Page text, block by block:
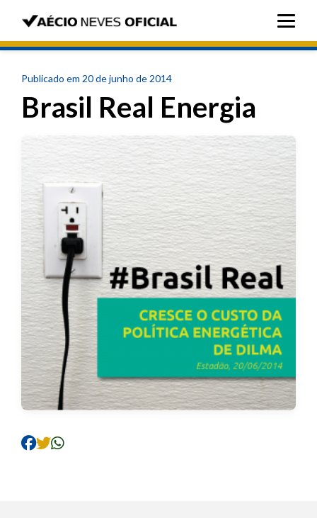
Publicado em 20 de junho de 2014
Brasil Real Energia